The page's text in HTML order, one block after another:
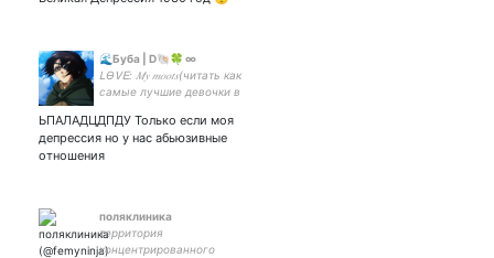
🌊Буба | D🐚🍀 ∞
ᏞϴᏙᎬ: 𝑀𝑦 𝑚𝑜𝑜𝑡𝑠(читать как
самые лучшие девочки в
(fan acc) ♡
ЬПАЛАДЦДПДУ Только если моя
депрессия но у нас абьюзивные
отношения
поляклиника
территория
концентрированного